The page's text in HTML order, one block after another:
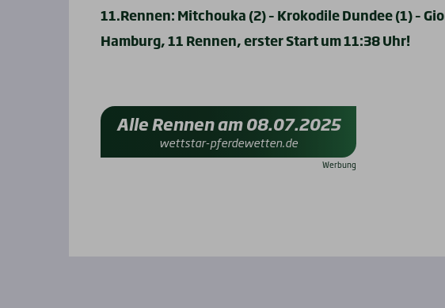
11.Rennen: Mitchouka (2) – Krokodile Dundee (1) –
Hamburg, 11 Rennen, erster Start um 11:38 Uhr!
Alle Rennen am 08.07.2025
wettstar-pferdewetten.de